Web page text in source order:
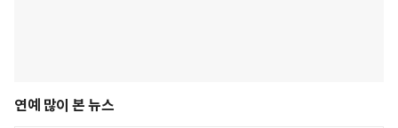
연예 많이 본 뉴스